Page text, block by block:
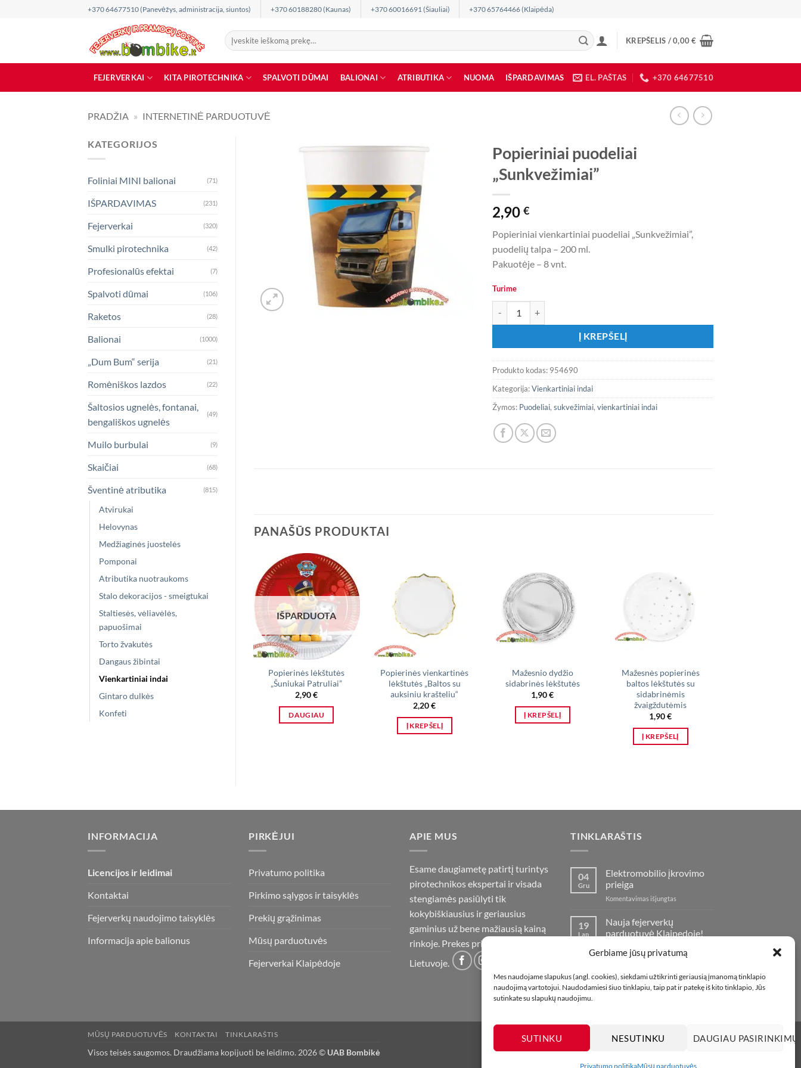
Gerbiame jūsų privatumą
Mes naudojame slapukus (angl. cookies), siekdami užtikrinti geriausią įmanomą tinklapio
naudojimą vartotojui. Naudodamiesi šiuo tinklapiu, taip pat ir patekę iš kito tinklapio, Jūs
sutinkate su slapukų naudojimu.
SUTINKU NESUTINKU DAUGIAU PASIRINKIMŲ
Privatumo politikaMūsų parduotuvės
+370 64677510 (Panevėžys, administracija, siuntos) +370 60188280 (Kaunas) +370 60016691 (Šiauliai) +370 65764466 (Klaipėda)
Ieškoti:
KREPŠELIS /0,00€
FEJERVERKAI KITA PIROTECHNIKA SPALVOTI DŪMAI BALIONAI ATRIBUTIKA NUOMA IŠPARDAVIMAS EL. PAŠTAS +370 64677510
PRADŽIA » INTERNETINĖ PARDUOTUVĖ
KATEGORIJOS
Foliniai MINI balionai (71)
IŠPARDAVIMAS (231)
Fejerverkai (320)
Smulki pirotechnika (42)
Profesionalūs efektai (7)
Spalvoti dūmai (106)
Raketos (28)
Balionai (1000)
„Dum Bum“ serija (21)
Romėniškos lazdos (22)
Šaltosios ugnelės, fontanai,
bengališkos ugnelės
(49)
Muilo burbulai (9)
Skaičiai (68)
Šventinė atributika (815)
Atvirukai
Helovynas
Medžiaginės juostelės
Pomponai
Atributika nuotraukoms
Stalo dekoracijos - smeigtukai
Staltiesės, vėliavėlės,
papuošimai
Torto žvakutės
Dangaus žibintai
Vienkartiniai indai
Gintaro dulkės
Konfeti
Popieriniai puodeliai
„Sunkvežimiai”
2,90€
Popieriniai vienkartiniai puodeliai „Sunkvežimiai”,
puodelių talpa – 200 ml.
Pakuotėje – 8 vnt.
Turime
Į KREPŠELĮ
Produkto kodas: 954690
Kategorija:Vienkartiniai indai
Žymos: Puodeliai,sukvežimiai,vienkartiniai indai
PANAŠŪS PRODUKTAI
IŠPARDUOTA
Popierinės lėkštutės
„Šuniukai Patruliai”
2,90€
DAUGIAU
Popierinės vienkartinės
lėkštutės „Baltos su
auksiniu krašteliu“
2,20€
Į KREPŠELĮ
Mažesnio dydžio
sidabrinės lėkštutės
1,90€
Į KREPŠELĮ
Mažesnės popierinės
baltos lėkštutės su
sidabrinėmis
žvaigždutėmis
1,90€
Į KREPŠELĮ
INFORMACIJA
Licencijos ir leidimai
Kontaktai
Fejerverkų naudojimo taisyklės
Informacija apie balionus
PIRKĖJUI
Privatumo politika
Pirkimo sąlygos ir taisyklės
Prekių grąžinimas
Mūsų parduotuvės
Fejerverkai Klaipėdoje
APIE MUS
Esame daugiametę patirtį turintys
pirotechnikos ekspertai ir visada
stengiamės pasiūlyti tik
kokybiškiausius ir geriausius
gaminius už bene mažiausią kainą
rinkoje. Prekes pristatome visoje
Lietuvoje.
TINKLARAŠTIS
04
Gru
Elektromobilio įkrovimo
prieiga
Komentavimas išjungtas
19
Lap
Nauja fejerverkų
parduotuvė Klaipedoje!
Nauja
parduotuvė
Klaipedoje!
01
Lap
fejerverkus
MŪSŲ PARDUOTUVĖS KONTAKTAI TINKLARAŠTIS
Visos teisės saugomos. Draudžiama kopijuoti be leidimo. 2026 © UAB Bombikė